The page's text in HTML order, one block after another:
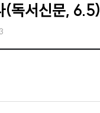
(독서신문, 6.5)